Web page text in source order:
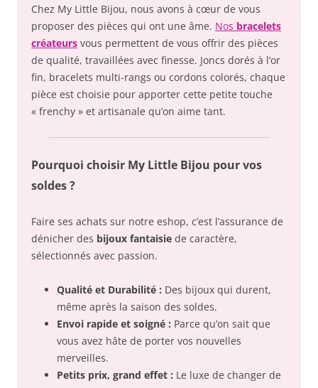
Chez My Little Bijou, nous avons à cœur de vous
proposer des pièces qui ont une âme. Nos bracelets
créateurs vous permettent de vous offrir des pièces
de qualité, travaillées avec finesse. Joncs dorés à l’or
fin, bracelets multi-rangs ou cordons colorés, chaque
pièce est choisie pour apporter cette petite touche
« frenchy » et artisanale qu’on aime tant.
Pourquoi choisir My Little Bijou pour vos
soldes ?
Faire ses achats sur notre eshop, c’est l’assurance de
dénicher des bijoux fantaisie de caractère,
sélectionnés avec passion.
Qualité et Durabilité : Des bijoux qui durent,
même après la saison des soldes.
Envoi rapide et soigné : Parce qu’on sait que
vous avez hâte de porter vos nouvelles
merveilles.
Petits prix, grand effet : Le luxe de changer de